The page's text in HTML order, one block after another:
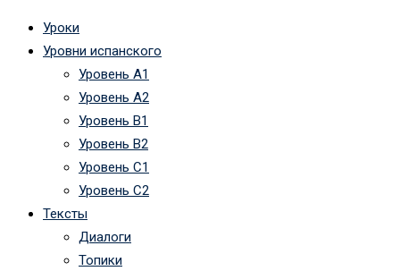
Уроки
Уровни испанского
Уровень А1
Уровень А2
Уровень B1
Уровень B2
Уровень C1
Уровень C2
Тексты
Диалоги
Топики